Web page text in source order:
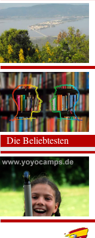
Die Beliebtesten